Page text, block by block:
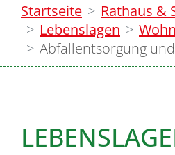
Startseite
Rathaus &
Lebenslagen
Abfallentsorgung